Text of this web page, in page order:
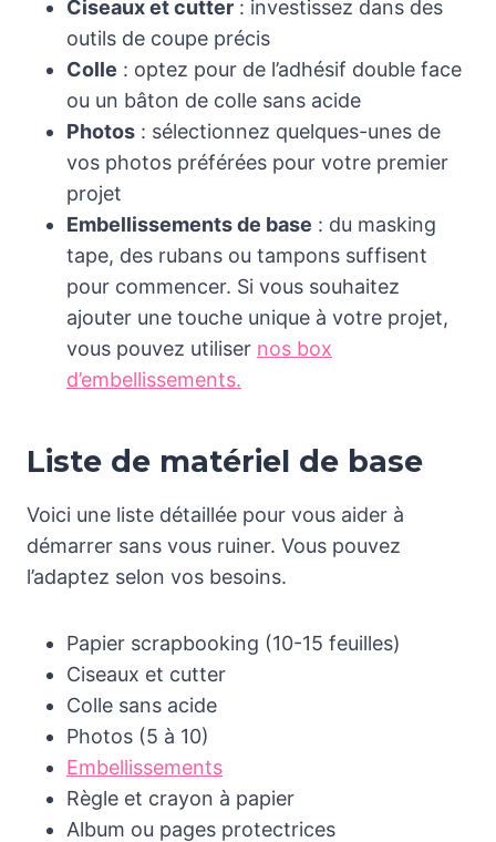
Ciseaux et cutter : investissez dans des
outils de coupe précis
Colle : optez pour de l’adhésif double face
ou un bâton de colle sans acide
Photos : sélectionnez quelques-unes de
vos photos préférées pour votre premier
projet
Embellissements de base : du masking
tape, des rubans ou tampons suffisent
pour commencer. Si vous souhaitez
ajouter une touche unique à votre projet,
vous pouvez utiliser nos box
d’embellissements.
Liste de matériel de base
Voici une liste détaillée pour vous aider à
démarrer sans vous ruiner. Vous pouvez
l’adaptez selon vos besoins.
Papier scrapbooking (10-15 feuilles)
Ciseaux et cutter
Colle sans acide
Photos (5 à 10)
Embellissements
Règle et crayon à papier
Album ou pages protectrices